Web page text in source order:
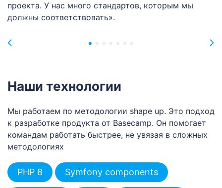
проекта. У нас много стандартов, которым мы
должны соответствовать».
Наши технологии
Мы работаем по методологии shape up. Это подход
к разработке продукта от Basecamp. Он помогает
командам работать быстрее, не увязая в сложных
методологиях
PHP 8 Symfony components